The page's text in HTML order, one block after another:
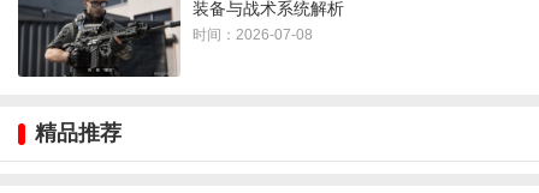
装备与战术系统解析
时间：2026-07-08
精品推荐